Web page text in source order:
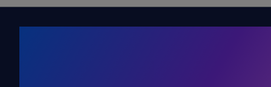
Kälte.